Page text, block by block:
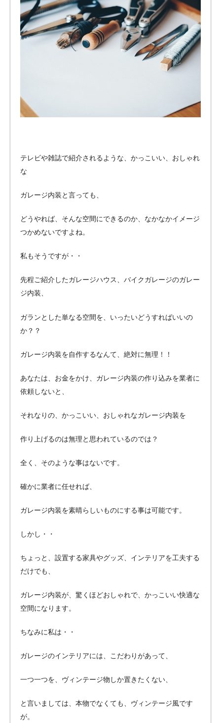
テレビや雑誌で紹介されるような、 かっこいい、おしゃれ
な
ガレージ内装と言っても、
どうやれば、そんな空間にできるのか、なかなかイメージ
つかめないですよね。
私もそうですが・・
先程ご紹介したガレージハウス、バイクガレージのガレー
ジ内装、
ガランとした単なる空間を、いったいどうすればいいの
か？？
ガレージ内装を自作するなんて、絶対に無理！！
あなたは、お金をかけ、ガレージ内装の作り込みを業者に
依頼しないと、
それなりの、かっこいい、おしゃれなガレージ内装を
作り上げるのは無理と思われているのでは？
全く、そのような事はないです。
確かに業者に任せれば、
ガレージ内装を素晴らしいものにする事は可能です。
しかし・・
ちょっと、設置する家具やグッズ、インテリアを工夫する
だけでも、
ガレージ内装が、驚くほどおしゃれで、かっこいい快適な
空間になります。
ちなみに私は・・
ガレージのインテリアには、こだわりがあって、
一つ一つを、ヴィンテージ物しか置きたくない、
と言いましては、本物でなくても、ヴィンテージ風です
が。